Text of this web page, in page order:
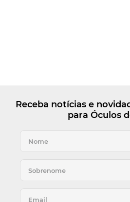
Receba notícias e
para Óculos